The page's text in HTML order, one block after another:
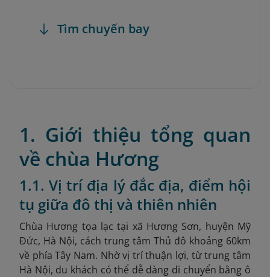
Tìm chuyến bay
1. Giới thiệu tổng quan
về chùa Hương
1.1. Vị trí địa lý đắc địa, điểm hội
tụ giữa đô thị và thiên nhiên
Chùa Hương tọa lạc tại xã Hương Sơn, huyện Mỹ
Đức, Hà Nội, cách trung tâm Thủ đô khoảng 60km
về phía Tây Nam. Nhờ vị trí thuận lợi, từ trung tâm
Hà Nội, du khách có thể dễ dàng di chuyển bằng ô